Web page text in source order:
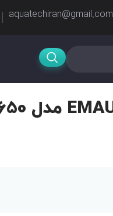
aquatechiran@gmail.com